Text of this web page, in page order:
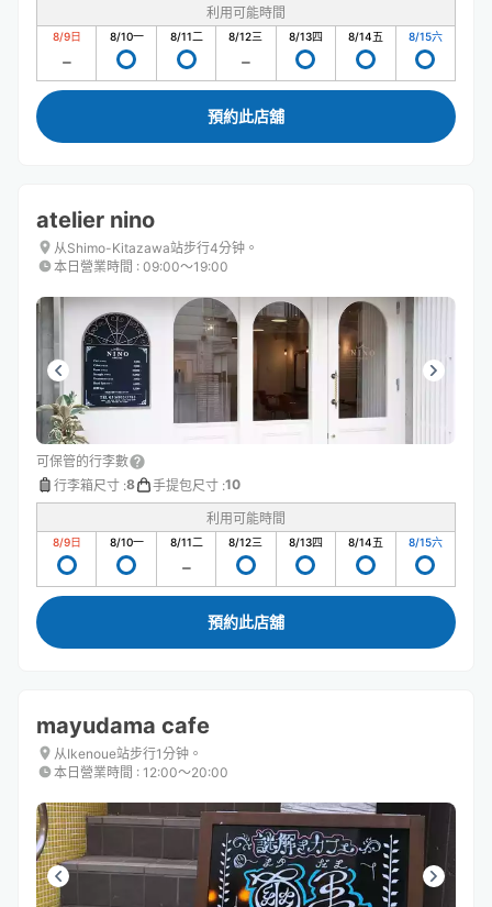
利用可能時間
8/9日 8/10一 8/11二 8/12三 8/13四 8/14五 8/15六
預約此店舖
atelier nino
从Shimo-Kitazawa站步行4分钟。
本日營業時間 : 09:00〜19:00
可保管的行李數
行李箱尺寸 :8 手提包尺寸 :10
利用可能時間
8/9日 8/10一 8/11二 8/12三 8/13四 8/14五 8/15六
預約此店舖
mayudama cafe
从Ikenoue站步行1分钟。
本日營業時間 : 12:00〜20:00